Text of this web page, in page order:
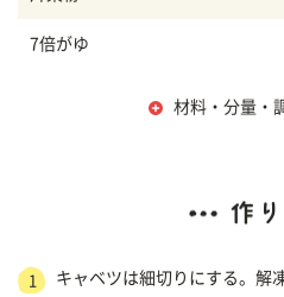
7倍がゆ
材料・分量・
1
キャベツは細切りにする。解